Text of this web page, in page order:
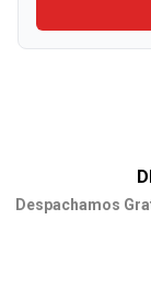
Despachamos